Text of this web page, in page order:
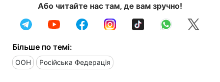
Або читайте нас там, де вам зручно!
Більше по темі:
ООН Російська Федерація